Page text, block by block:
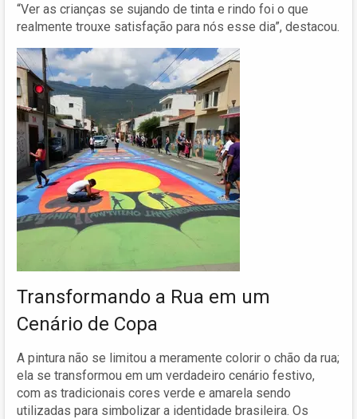
“Ver as crianças se sujando de tinta e rindo foi o que
realmente trouxe satisfação para nós esse dia”, destacou.
Transformando a Rua em um
Cenário de Copa
A pintura não se limitou a meramente colorir o chão da rua;
ela se transformou em um verdadeiro cenário festivo,
com as tradicionais cores verde e amarela sendo
utilizadas para simbolizar a identidade brasileira. Os